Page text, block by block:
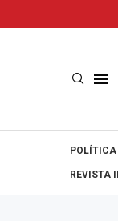
POLÍTICA
REVISTA